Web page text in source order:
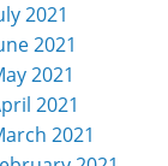
2021
2021
2021
2021
2021